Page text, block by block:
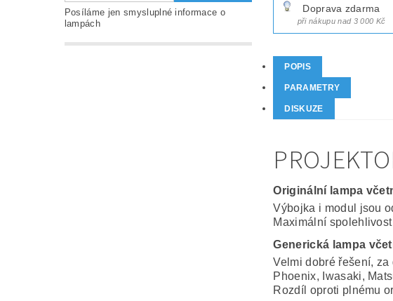
Posíláme jen smysluplné informace o
lampách
Doprava zdarma
při nákupu nad 3 000 Kč
POPIS
PARAMETRY
DISKUZE
Originální lampa
Výbojka i modul jsou
Maximální
Generická lampa
Velmi dobré řešení,
Phoenix, Iwasaki,
Rozdíl oproti plnému